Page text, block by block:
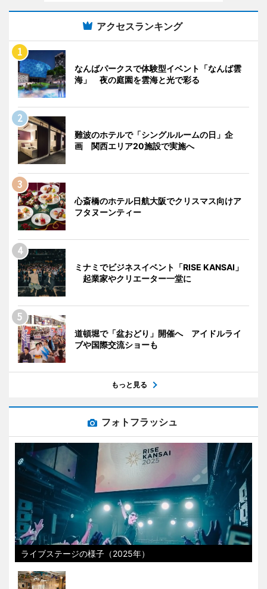
アクセスランキング
なんばパークスで体験型イベント「なんば雲
海」 夜の庭園を雲海と光で彩る
難波のホテルで「シングルルームの日」企
画 関西エリア20施設で実施へ
心斎橋のホテル日航大阪でクリスマス向けア
フタヌーンティー
ミナミでビジネスイベント「RISE KANSAI」
起業家やクリエーター一堂に
道頓堀で「盆おどり」開催へ アイドルライ
ブや国際交流ショーも
もっと見る
フォトフラッシュ
ライブステージの様子（2025年）